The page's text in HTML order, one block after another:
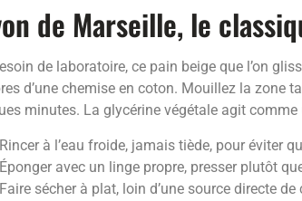
de Marseille, le
de laboratoire, ce pain beige que l’on
d’une chemise en coton. Mouillez la zone
minutes. La glycérine végétale agit
Rincer à l’eau froide, jamais tiède, pour éviter
Éponger avec un linge propre, presser plutôt
Faire sécher à plat, loin d’une source directe de